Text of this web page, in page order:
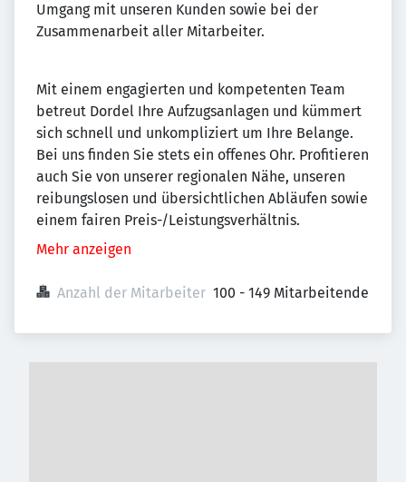
Umgang mit unseren Kunden sowie bei der
Zusammenarbeit aller Mitarbeiter.
Mit einem engagierten und kompetenten Team
betreut Dordel Ihre Aufzugsanlagen und kümmert
sich schnell und unkompliziert um Ihre Belange.
Bei uns finden Sie stets ein offenes Ohr. Profitieren
auch Sie von unserer regionalen Nähe, unseren
reibungslosen und übersichtlichen Abläufen sowie
einem fairen Preis-/Leistungsverhältnis.
Mehr anzeigen
Anzahl der Mitarbeiter 100 - 149 Mitarbeitende